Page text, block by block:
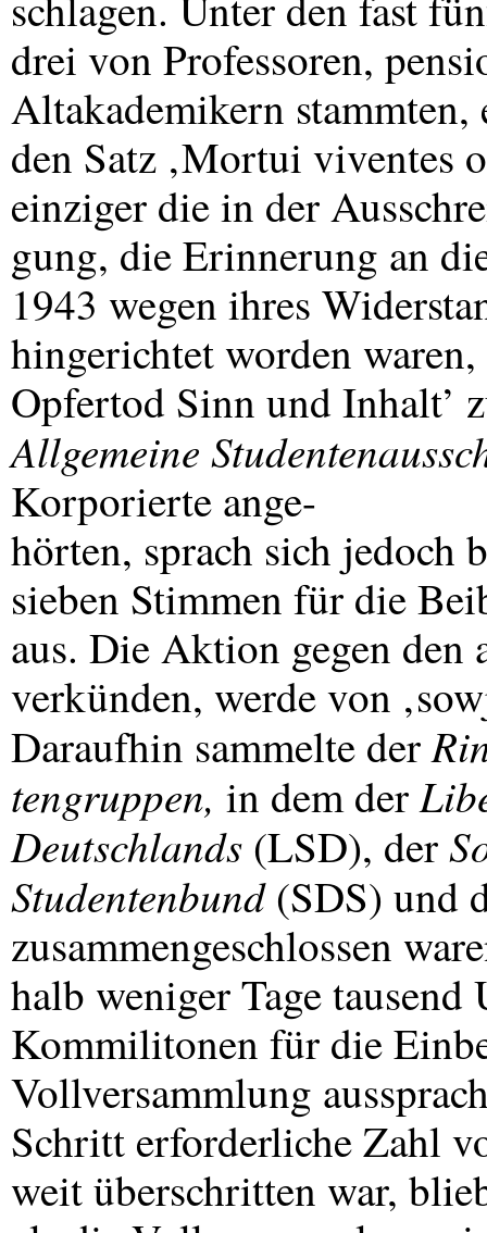
drei von Professoren,
Altakademikern
den Satz ‚Mortui viventes
einziger die in der
gung, die Erinnerung an
1943 wegen ihres
hingerichtet worden
Opfertod Sinn und Inhalt’
Allgemeine
Korporierte ange-
hörten, sprach sich jedoch
sieben Stimmen für die
aus. Die Aktion gegen
verkünden, werde von
Daraufhin sammelte der
tengruppen, in dem der
Deutschlands (LSD), der
Studentenbund(SDS) und
zusammengeschlossen
halb weniger Tage
Kommilitonen für die
Vollversammlung
Schritt erforderliche Zahl
weit überschritten war,